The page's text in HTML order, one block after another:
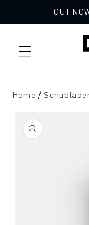
Inhalt
OUT
Home